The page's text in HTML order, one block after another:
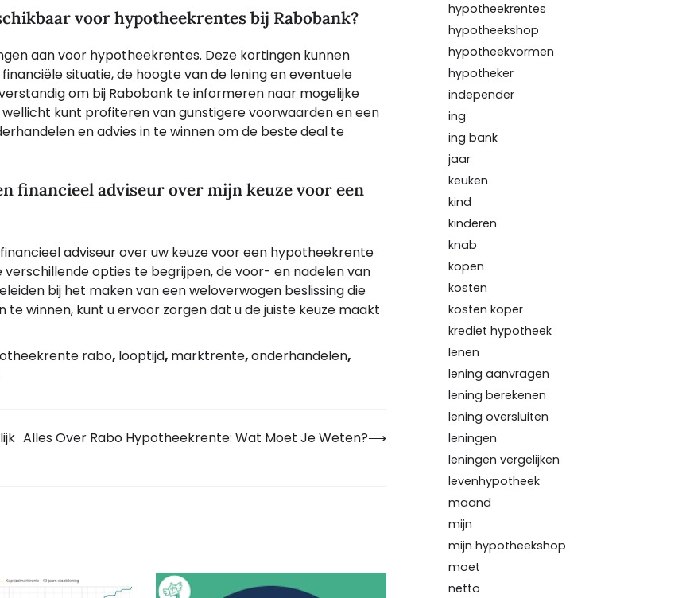
voor hypotheekrentes bij Rabobank?
aan voor hypotheekrentes. Deze kortingen kunnen
situatie, de hoogte van de lening en eventuele
om bij Rabobank te informeren naar mogelijke
kunt profiteren van gunstigere voorwaarden en een
en advies in te winnen om de beste deal te
financieel adviseur over mijn keuze voor een
adviseur over uw keuze voor een hypotheekrente
verschillende opties te begrijpen, de voor- en nadelen van
bij het maken van een weloverwogen beslissing die
winnen, kunt u ervoor zorgen dat u de juiste keuze maakt
rabo, looptijd, marktrente,onderhandelen,
Alles Over Rabo Hypotheekrente: Wat Moet Je Weten?⟶
hypotheekrentes
hypotheekshop
hypotheekvormen
hypotheker
independer
ing
ing bank
jaar
keuken
kind
kinderen
knab
kopen
kosten
kosten koper
krediet hypotheek
lenen
lening aanvragen
lening berekenen
lening oversluiten
leningen
leningen vergelijken
levenhypotheek
maand
mijn
mijn hypotheekshop
moet
netto